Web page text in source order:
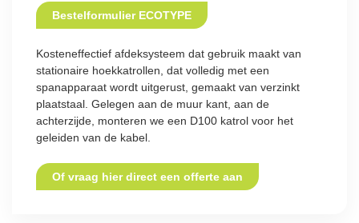
Bestelformulier ECOTYPE
Kosteneffectief afdeksysteem dat gebruik maakt van
stationaire hoekkatrollen, dat volledig met een
spanapparaat wordt uitgerust, gemaakt van verzinkt
plaatstaal. Gelegen aan de muur kant, aan de
achterzijde, monteren we een D100 katrol voor het
geleiden van de kabel.
Of vraag hier direct een offerte aan